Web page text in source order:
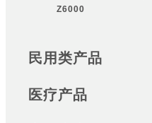
FooterZ6000
Sitemap
民用类产品
医疗产品